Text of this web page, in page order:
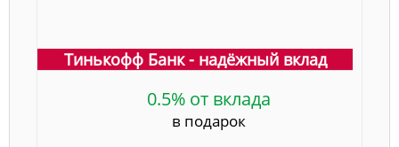
Тинькофф Банк - надёжный вклад
0.5% от вклада
в подарок